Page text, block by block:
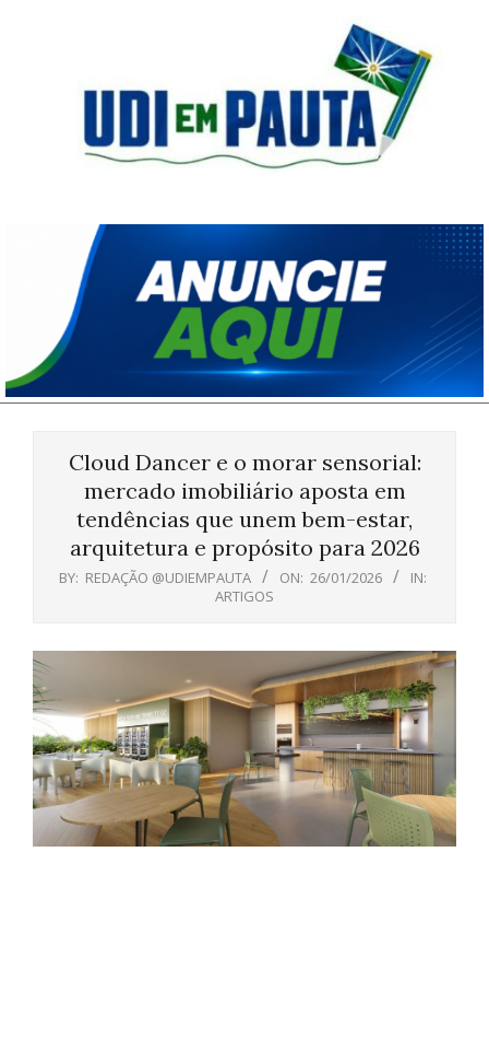
Pauta
Cloud Dancer e o morar sensorial:
mercado imobiliário aposta em
tendências que unem bem-estar,
arquitetura e propósito para 2026
BY: REDAÇÃO @UDIEMPAUTA ON: 26/01/2026
IN:
ARTIGOS